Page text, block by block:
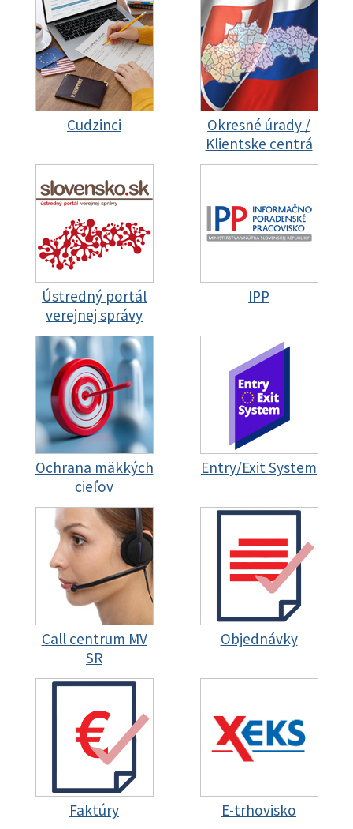
Cudzinci
Okresné úrady /
Klientske centrá
Ústredný portál
verejnej správy
IPP
Ochrana mäkkých
cieľov
Entry/Exit System
Call centrum MV
SR
Objednávky
Faktúry E-trhovisko